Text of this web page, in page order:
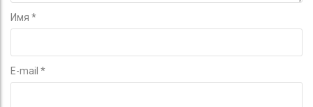
Имя *
E-mail *